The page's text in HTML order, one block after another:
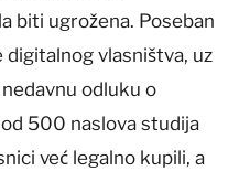
biti ugrožena. Poseban
vlasništva, uz
odluku o
500 naslova studija
već legalno kupili, a